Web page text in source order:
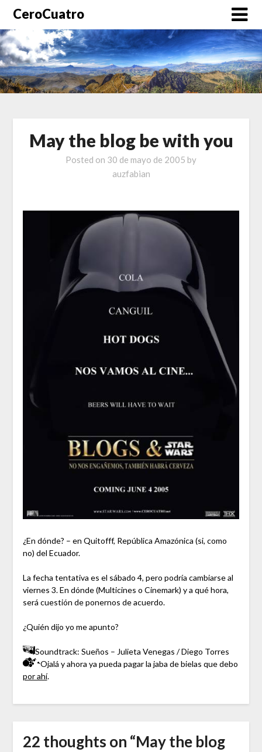
CeroCuatro
May the blog be with you
Posted on 30 de mayo de 2005 by
auzfabian
¿En dónde? – en Quitofff, República Amazónica (si, como
no) del Ecuador.
La fecha tentativa es el sábado 4, pero podría cambiarse al
viernes 3. En dónde (Multicines o Cinemark) y a qué hora,
será cuestión de ponernos de acuerdo.
¿Quién dijo yo me apunto?
Soundtrack: Sueños – Julieta Venegas / Diego Torres
Ojalá y ahora ya pueda pagar la jaba de bielas que debo
por ahí.
22 thoughts on “May the blog